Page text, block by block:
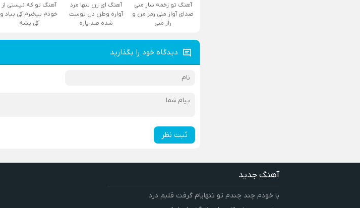
آهنگ تو زخمه ساز منی
صدای آواز منی رمز من و
راز منی
آهنگ ای زن تنها مرد
آواره وطن دل توست
شده صد پاره
آهنگ تو که نیستی از
خودم بیخبرم کی بیاد و
کی بشه
دیدگاه خود را بگذارید
ثبت نظر
آهنگ جدید
با خودم چند چندم تو تنهایام گرفت قلبم درد